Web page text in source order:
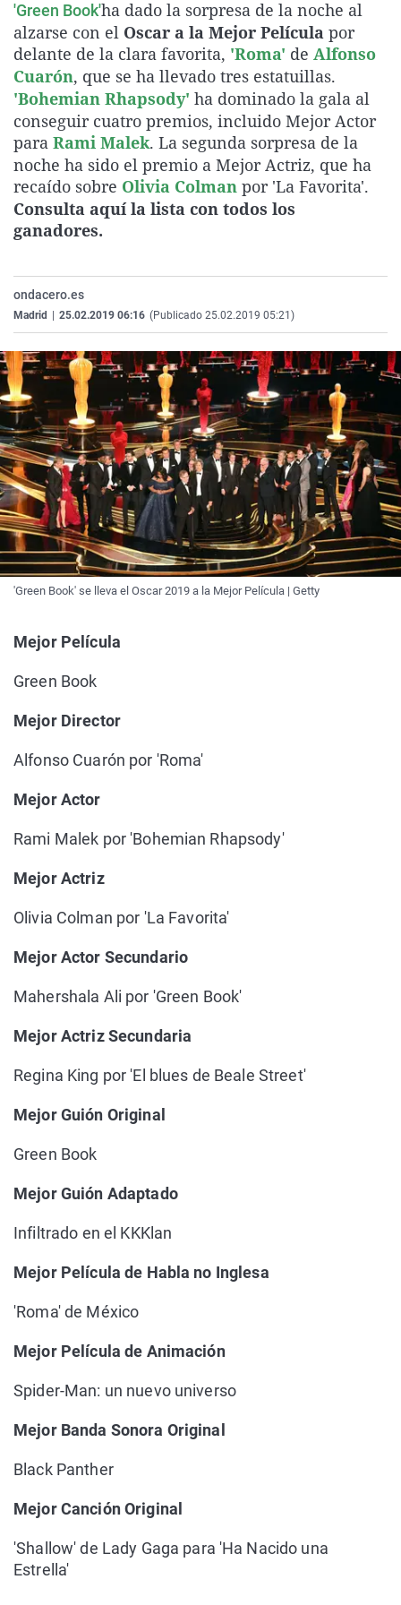
La rosa de los vientos
Gente viajera
Como el perro y el
Caso
Retornados
Equipo de
Operación Viuda
Extremadura
Galicia
La Rioja
Navarra
País Vasco
Virales
Televisión
Elecciones
'Green Book'ha dado la sorpresa de la noche al
alzarse con el Oscar a la Mejor Película por
delante de la clara favorita, 'Roma' de Alfonso
Cuarón, que se ha llevado tres estatuillas.
'Bohemian Rhapsody' ha dominado la gala al
conseguir cuatro premios, incluido Mejor Actor
para Rami Malek. La segunda sorpresa de la
noche ha sido el premio a Mejor Actriz, que ha
recaído sobre Olivia Colman por 'La Favorita'.
Consulta aquí la lista con todos los
ganadores.
ondacero.es
Madrid 25.02.2019 06:16 (Publicado 25.02.2019 05:21)
'Green Book' se lleva el Oscar 2019 a la Mejor Película | Getty
Mejor Película
Green Book
Mejor Director
Alfonso Cuarón por 'Roma'
Mejor Actor
Rami Malek por 'Bohemian Rhapsody'
Mejor Actriz
Olivia Colman por 'La Favorita'
Mejor Actor Secundario
Mahershala Ali por 'Green Book'
Mejor Actriz Secundaria
Regina King por 'El blues de Beale Street'
Mejor Guión Original
Green Book
Mejor Guión Adaptado
Infiltrado en el KKKlan
Mejor Película de Habla no Inglesa
'Roma' de México
Mejor Película de Animación
Spider-Man: un nuevo universo
Mejor Banda Sonora Original
Black Panther
Mejor Canción Original
'Shallow' de Lady Gaga para 'Ha Nacido una
Estrella'